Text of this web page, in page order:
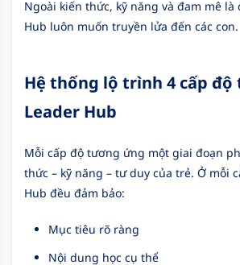
Ngoài kiến thức, kỹ năng và đam mê là
Hub luôn muốn truyền lửa đến các con.
Hệ thống lộ trình 4 cấp độ
Leader Hub
Mỗi cấp độ tương ứng một giai đoạn
thức – kỹ năng – tư duy của trẻ. Ở mỗi
Hub đều đảm bảo:
Mục tiêu rõ ràng
Nội dung học cụ thể